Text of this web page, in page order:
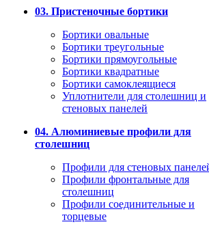
03. Пристеночные бортики
Бортики овальные
Бортики треугольные
Бортики прямоугольные
Бортики квадратные
Бортики самоклеящиеся
Уплотнители для столешниц и
стеновых панелей
04. Алюминиевые профили для
столешниц
Профили для стеновых
Профили фронтальные для
столешниц
Профили соединительные и
торцевые